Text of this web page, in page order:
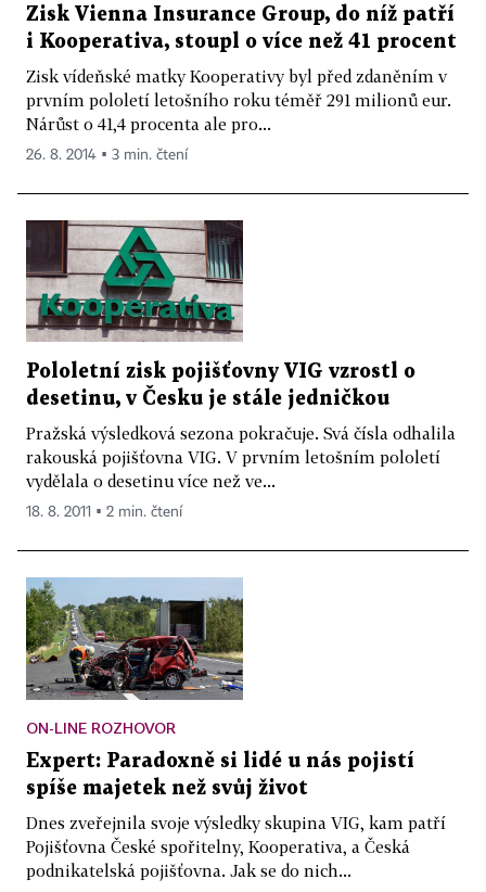
Zisk Vienna Insurance Group, do níž patří
i Kooperativa, stoupl o více než 41 procent
Zisk vídeňské matky Kooperativy byl před zdaněním v
prvním pololetí letošního roku téměř 291 milionů eur.
Nárůst o 41,4 procenta ale pro...
26. 8. 2014 ▪ 3 min. čtení
Pololetní zisk pojišťovny VIG vzrostl o
desetinu, v Česku je stále jedničkou
Pražská výsledková sezona pokračuje. Svá čísla odhalila
rakouská pojišťovna VIG. V prvním letošním pololetí
vydělala o desetinu více než ve...
18. 8. 2011 ▪ 2 min. čtení
ON-LINE ROZHOVOR
Expert: Paradoxně si lidé u nás pojistí
spíše majetek než svůj život
Dnes zveřejnila svoje výsledky skupina VIG, kam patří
Pojišťovna České spořitelny, Kooperativa, a Česká
podnikatelská pojišťovna. Jak se do nich...